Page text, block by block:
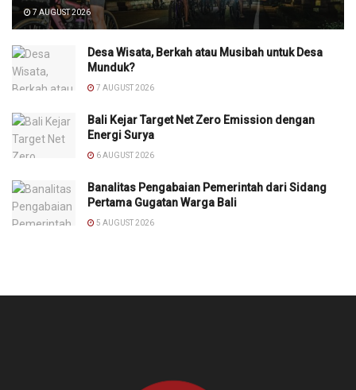
7 AUGUST 2026
Desa Wisata, Berkah atau Musibah untuk Desa
Munduk?
7 AUGUST 2026
Bali Kejar Target Net Zero Emission dengan
Energi Surya
6 AUGUST 2026
Banalitas Pengabaian Pemerintah dari Sidang
Pertama Gugatan Warga Bali
5 AUGUST 2026